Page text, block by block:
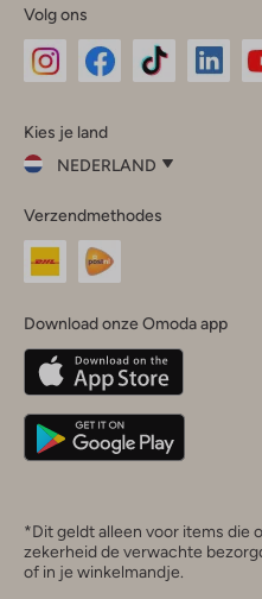
Volg ons
InstagramFacebook
Kies je land
NEDERLAND
je
land
Nederland
Belgique(Français)
Deutschland
Verzendmethodes
Download onze Omoda app
*Dit geldt alleen voor items die
zekerheid de verwachte
of in je winkelmandje.